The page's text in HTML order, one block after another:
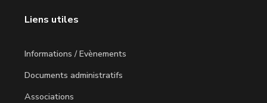
Liens utiles
Informations / Evènements
Documents administratifs
Associations